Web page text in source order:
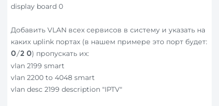
display board 0
Добавить VLAN всех сервисов в систему и указать на
каких uplink портах (в нашем примере это порт будет:
0/2 0) пропускать их:
vlan 2199 smart
vlan 2200 to 4048 smart
vlan desc 2199 description "IPTV"